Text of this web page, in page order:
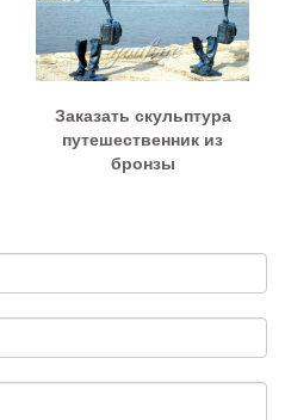
Заказать скульптура
путешественник из
бронзы